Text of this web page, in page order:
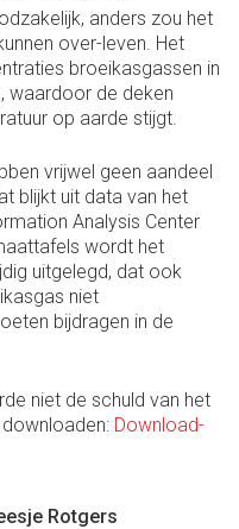
anders zou het
over-leven. Het
broeikasgassen in
waardoor de deken
op aarde stijgt.
vrijwel geen aandeel
blijkt uit data van het
Analysis Center
wordt het
uitgelegd, dat ook
niet
bijdragen in de
niet de schuld van het
downloaden: Download-
Rotgers